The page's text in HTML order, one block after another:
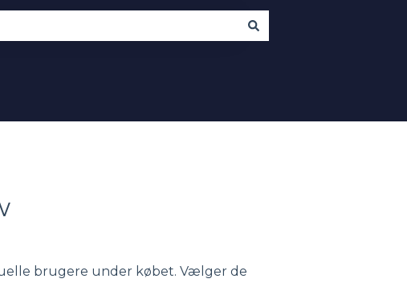
brugere under købet. Vælger de